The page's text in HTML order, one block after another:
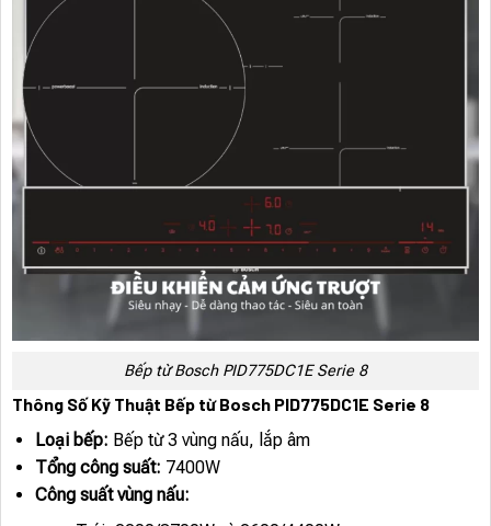
Bếp từ Bosch PID775DC1E Serie 8
Thông Số Kỹ Thuật Bếp từ Bosch PID775DC1E Serie 8
Loại bếp: Bếp từ 3 vùng nấu, lắp âm
Tổng công suất: 7400W
Công suất vùng nấu: